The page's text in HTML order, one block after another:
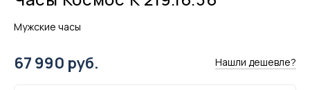
Мужские часы
67 990 руб. Нашли дешевле?